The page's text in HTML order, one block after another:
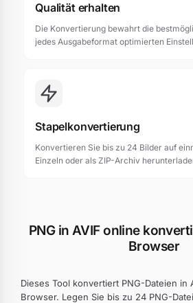
Qualität erhalten
Die Konvertierung bewahrt die
jedes Ausgabeformat optimierten
Stapelkonvertierung
Konvertieren Sie bis zu 24 Bilder auf
Einzeln oder als ZIP-Archiv
PNG in AVIF online
Browser
Dieses Tool konvertiert PNG-Dateien in
Browser. Legen Sie bis zu 24 PNG-